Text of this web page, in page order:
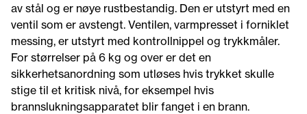
av stål og er nøye rustbestandig. Den er utstyrt med en
ventil som er avstengt. Ventilen, varmpresset i forniklet
messing, er utstyrt med kontrollnippel og trykkmåler.
For størrelser på 6 kg og over er det en
sikkerhetsanordning som utløses hvis trykket skulle
stige til et kritisk nivå, for eksempel hvis
brannslukningsapparatet blir fanget i en brann.